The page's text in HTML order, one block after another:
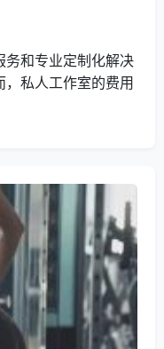
务和专业定制化解决
私人工作室的费用